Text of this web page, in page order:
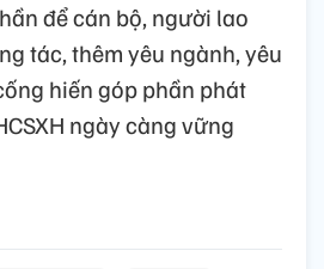
để cán bộ, người lao
tác, thêm yêu ngành, yêu
hiến góp phần phát
ngày càng vững